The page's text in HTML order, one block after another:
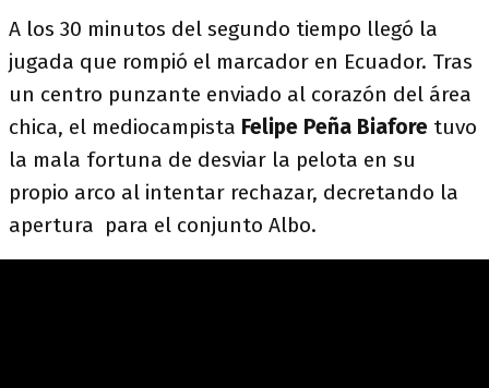
A los 30 minutos del segundo tiempo llegó la
jugada que rompió el marcador en Ecuador. Tras
un centro punzante enviado al corazón del área
chica, el mediocampista Felipe Peña Biafore tuvo
la mala fortuna de desviar la pelota en su
propio arco al intentar rechazar, decretando la
apertura para el conjunto Albo.